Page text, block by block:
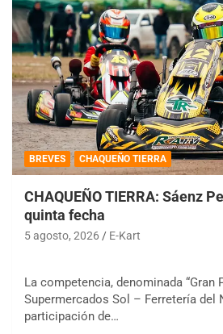
BREVES CHAQUEÑO TIERRA
CHAQUEÑO TIERRA: Sáenz
quinta fecha
5 agosto, 2026 E-Kart
La competencia, denominada “Gran
Supermercados Sol – Ferretería del
participación de…